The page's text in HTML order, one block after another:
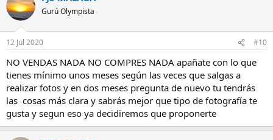
Gurú Olympista
12 Jul 2020 #10
NO VENDAS NADA NO COMPRES NADA apañate con lo que
tienes mínimo unos meses según las veces que salgas a
realizar fotos y en dos meses pregunta de nuevo tu tendrás
las cosas más clara y sabrás mejor que tipo de fotografía te
gusta y segun eso ya decidiremos que proponerte